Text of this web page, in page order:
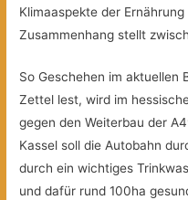
Klimaaspekte der
Zusammenhang stellt
So Geschehen im aktuellen
Zettel lest, wird im
gegen den Weiterbau der
Kassel soll die Autobahn
durch ein wichtiges
und dafür rund 100ha